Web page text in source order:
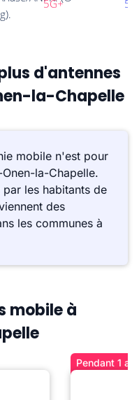
d'antennes
la-Chapelle
mobile n'est pour
la-Chapelle.
les habitants de
des
les communes à
mobile à
Pendant 1